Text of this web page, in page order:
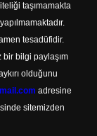
taşımamakta
tesadüfidir.
bir bilgi paylaşım
olduğunu
adresine
sitemizden